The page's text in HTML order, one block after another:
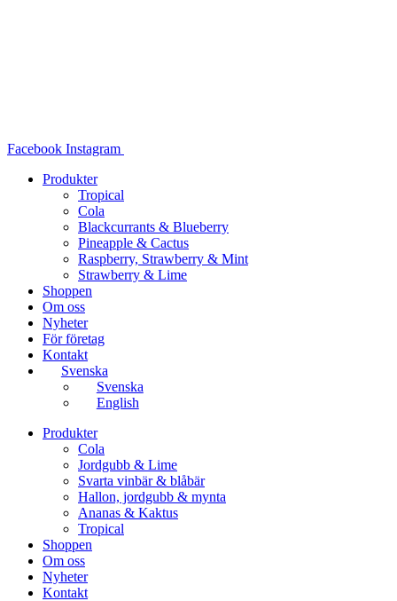
Facebook Instagram
Produkter
Tropical
Cola
Blackcurrants & Blueberry
Pineapple & Cactus
Raspberry, Strawberry & Mint
Strawberry & Lime
Shoppen
Om oss
Nyheter
För företag
Kontakt
Svenska
Svenska
English
Produkter
Cola
Jordgubb & Lime
Svarta vinbär & blåbär
Hallon, jordgubb & mynta
Ananas & Kaktus
Tropical
Shoppen
Om oss
Nyheter
Kontakt